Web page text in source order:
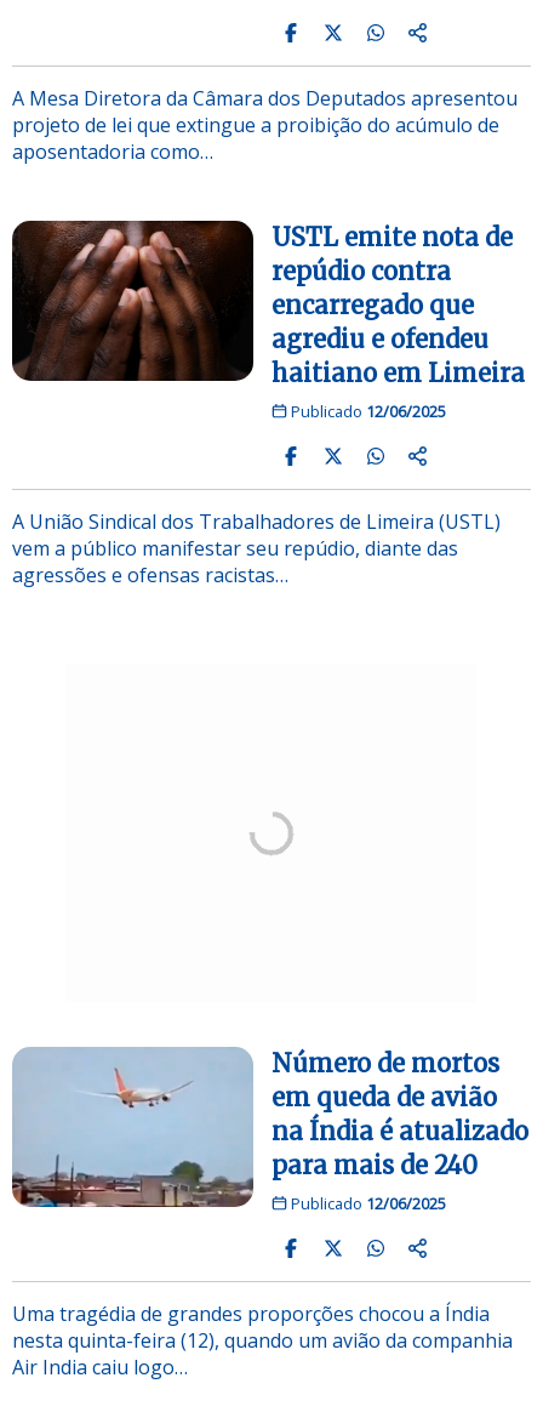
A Mesa Diretora da Câmara dos Deputados apresentou
projeto de lei que extingue a proibição do acúmulo de
aposentadoria como…
USTL emite nota de
repúdio contra
encarregado que
agrediu e ofendeu
haitiano em Limeira
Publicado 12/06/2025
A União Sindical dos Trabalhadores de Limeira (USTL)
vem a público manifestar seu repúdio, diante das
agressões e ofensas racistas…
Número de mortos
em queda de avião
na Índia é atualizado
para mais de 240
Publicado 12/06/2025
Uma tragédia de grandes proporções chocou a Índia
nesta quinta-feira (12), quando um avião da companhia
Air India caiu logo…